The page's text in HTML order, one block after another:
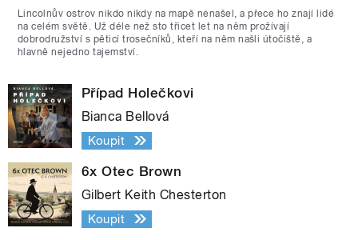
Lincolnův ostrov nikdo nikdy na mapě nenašel, a přece ho znají lidé
na celém světě. Už déle než sto třicet let na něm prožívají
dobrodružství s pěticí trosečníků, kteří na něm našli útočiště, a
hlavně nejedno tajemství.
Případ Holečkovi
Bianca Bellová
Koupit
6x Otec Brown
Gilbert Keith Chesterton
Koupit